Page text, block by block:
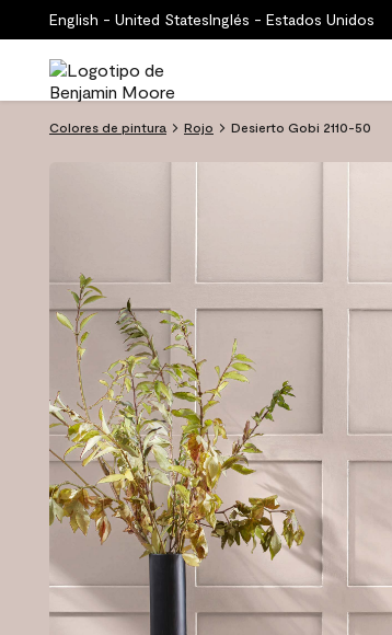
English - United StatesInglés - Estados Unidos
Colores de pintura Rojo Desierto Gobi 2110-50